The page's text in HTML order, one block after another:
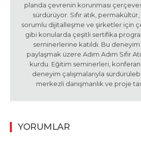
planda çevrenin korunması
sürdürüyor. Sıfır atık,
sorumlu dijitalleşme ve şirketler için
gibi konularda çeşitli sertifika
seminerlerine katıldı. Bu
paylaşmak üzere Adım Adım Sıfır
kurdu. Eğitim seminerleri,
deneyim çalışmalarıyla
merkezli danışmanlık ve proje
YORUMLAR